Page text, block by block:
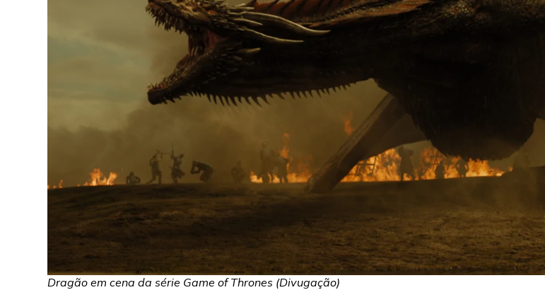
Dragão em cena da série Game of Thrones (Divugação)